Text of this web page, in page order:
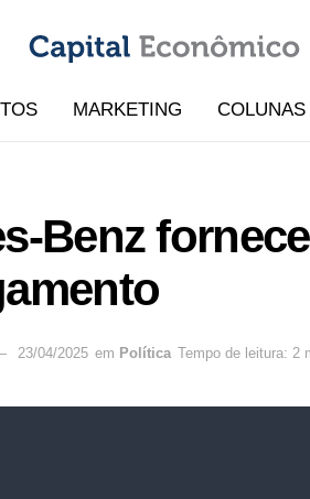
MARKETING COLUNAS
Benz
23/04/2025 em Política Tempo de leitura: 2